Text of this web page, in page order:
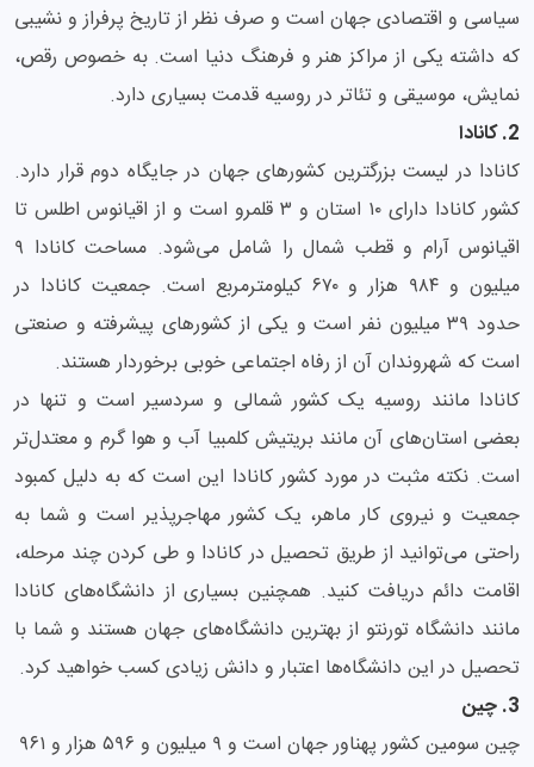
سیاسی و اقتصادی جهان است و صرف نظر از تاریخ پرفراز و نشیبی
که داشته یکی از مراکز هنر و فرهنگ دنیا است. به خصوص رقص،
نمایش، موسیقی و تئاتر در روسیه قدمت بسیاری دارد.
2. کانادا
کانادا در لیست بزرگترین کشورهای جهان در جایگاه دوم قرار دارد.
کشور کانادا دارای ۱۰ استان و ۳ قلمرو است و از اقیانوس اطلس تا
اقیانوس آرام و قطب شمال را شامل می‌شود. مساحت کانادا ۹
میلیون و ۹۸۴ هزار و ۶۷۰ کیلومترمربع است. جمعیت کانادا در
حدود ۳۹ میلیون نفر است و یکی از کشورهای پیشرفته و صنعتی
است که شهروندان آن از رفاه اجتماعی خوبی برخوردار هستند.
کانادا مانند روسیه یک کشور شمالی و سردسیر است و تنها در
بعضی استان‌های آن مانند بریتیش کلمبیا آب و هوا گرم و معتدل‌تر
است. نکته مثبت در مورد کشور کانادا این است که به دلیل کمبود
جمعیت و نیروی کار ماهر، یک کشور مهاجرپذیر است و شما به
راحتی می‌توانید از طریق تحصیل در کانادا و طی کردن چند مرحله،
اقامت دائم دریافت کنید. همچنین بسیاری از دانشگاه‌های کانادا
مانند دانشگاه تورنتو از بهترین دانشگاه‌های جهان هستند و شما با
تحصیل در این دانشگاه‌ها اعتبار و دانش زیادی کسب خواهید کرد.
3. چین
چین سومین کشور پهناور جهان است و ۹ میلیون و ۵۹۶ هزار و ۹۶۱